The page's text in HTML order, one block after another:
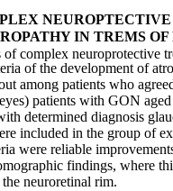
IN TREMS
complex neuroprotective
of the development of
among patients who
patients with GON
determined diagnosis
included in the group of
were reliable
findings, where
neuroretinal rim.